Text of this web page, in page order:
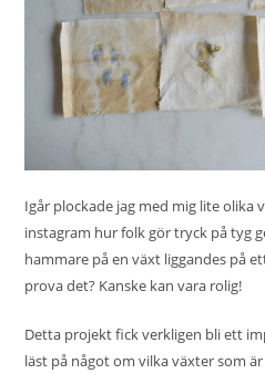
Igår plockade jag med mig lite olika
instagram hur folk gör tryck på tyg
hammare på en växt liggandes på
prova det? Kanske kan vara rolig!
Detta projekt fick verkligen bli ett
läst på något om vilka växter som